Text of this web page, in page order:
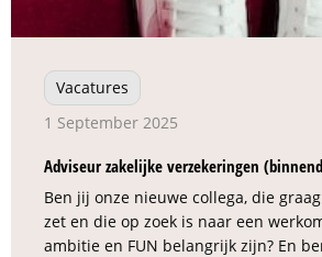
Vacatures
1 September 2025
Adviseur zakelijke verzekeringen
Ben jij onze nieuwe collega, die
zet en die op zoek is naar een
ambitie en FUN belangrijk zijn? En